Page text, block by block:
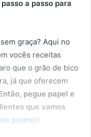
a passo para
graça? Aqui no
vocês receitas
que o grão de bico
já que oferecem
pegue papel e
que vamos
prometi.